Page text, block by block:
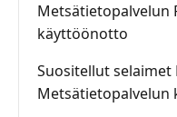
Metsätietopalvelun
käyttöönotto
Suositellut selaimet
Metsätietopalvelun